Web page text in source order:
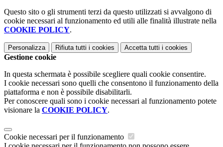
Questo sito o gli strumenti terzi da questo utilizzati si avvalgono di
cookie necessari al funzionamento ed utili alle finalità illustrate nella
COOKIE POLICY.
Personalizza Rifiuta tutti i cookies Accetta tutti i cookies
Gestione cookie
In questa schermata è possibile scegliere quali cookie consentire.
I cookie necessari sono quelli che consentono il funzionamento della
piattaforma e non è possibile disabilitarli.
Per conoscere quali sono i cookie necessari al funzionamento potete
visionare la COOKIE POLICY.
Cookie necessari per il funzionamento